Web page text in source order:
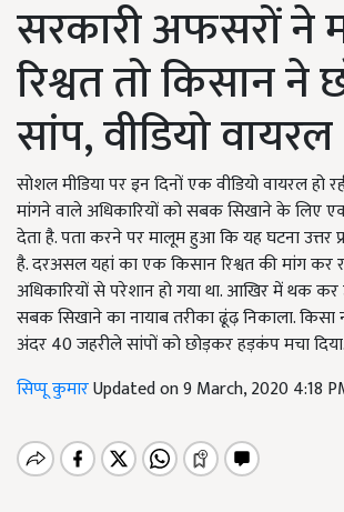
सरकारी अफसरों ने
रिश्वत तो किसान ने
सांप, वीडियो वायरल
सोशल मीडिया पर इन दिनों एक वीडियो वायरल हो
मांगने वाले अधिकारियों को सबक सिखाने के लिए
देता है. पता करने पर मालूम हुआ कि यह घटना उत्तर
है. दरअसल यहां का एक किसान रिश्वत की मांग कर
अधिकारियों से परेशान हो गया था. आखिर में थक
सबक सिखाने का नायाब तरीका ढूंढ़ निकाला.
अंदर 40 जहरीले सांपों को छोड़कर हड़कंप मचा दिया.
सिप्पू कुमारUpdated on 9 March, 2020 4:18